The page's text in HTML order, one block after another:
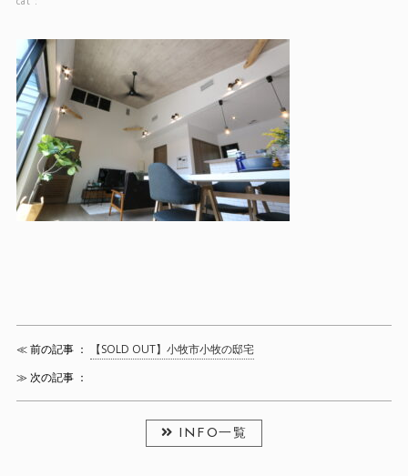
≪ 前の記事 ：
【SOLD OUT】小牧市小牧の邸宅
≫ 次の記事 ：
INFO一覧